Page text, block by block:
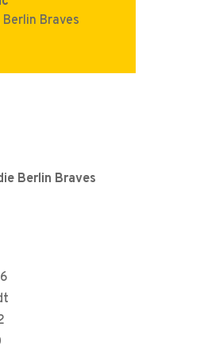
Berlin Braves
Berlin Braves